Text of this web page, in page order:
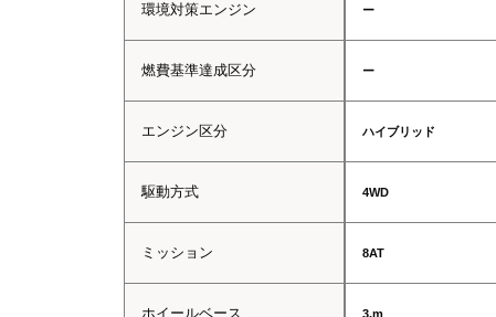
環境対策エンジン
燃費基準達成区分
エンジン区分
駆動方式
ミッション
ホイールベース
ー
ー
ハイブリッド
4WD
8AT
3.m